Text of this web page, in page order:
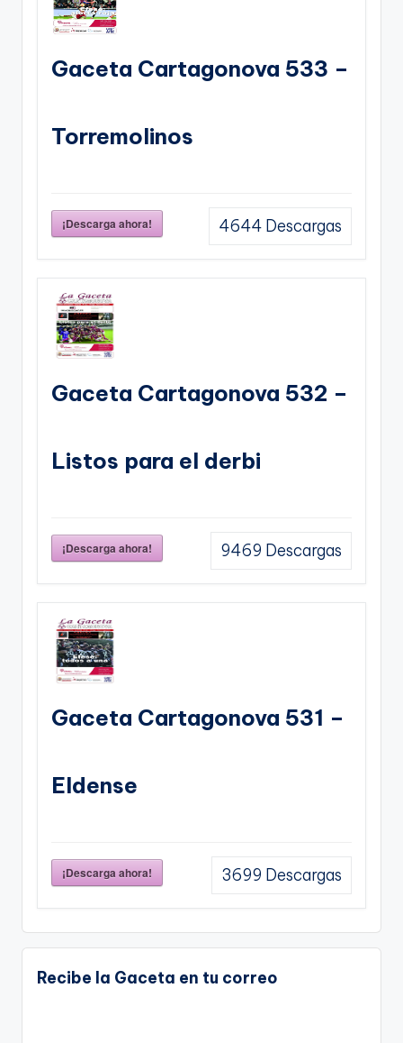
Gaceta Cartagonova 533 –
Torremolinos
¡Descarga ahora! 4644 Descargas
Gaceta Cartagonova 532 –
Listos para el derbi
¡Descarga ahora! 9469 Descargas
Gaceta Cartagonova 531 –
Eldense
¡Descarga ahora! 3699 Descargas
Recibe la Gaceta en tu correo